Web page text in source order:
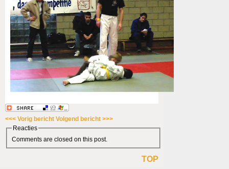
<<< Vorig bericht Volgend bericht >>>
Reacties
Comments are closed on this post.
TOP